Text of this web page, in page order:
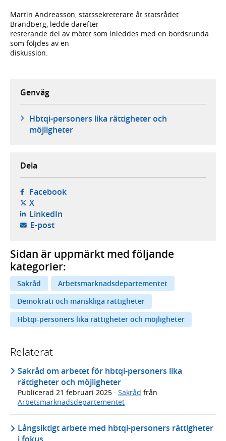
Martin Andreasson, statssekreterare åt statsrådet
Brandberg, ledde därefter
resterande del av mötet som inleddes med en bordsrunda
som följdes av en
diskussion.
Genväg
Hbtqi-personers lika rättigheter och
möjligheter
Dela
Facebook- öppnas i ny flik, extern webbplats,
X- öppnas i ny flik, extern webbplats,
LinkedIn- öppnas i ny flik, extern webbplats,
E-post- öppnar din e-postklient,
Sidan är uppmärkt med följande
kategorier:
Sakråd
Arbetsmarknadsdepartementet
Demokrati och mänskliga rättigheter
Hbtqi-personers lika rättigheter och möjligheter
Relaterat
Sakråd om arbetet för hbtqi-personers lika
rättigheter och möjligheter
Publicerad 21 februari 2025 · Sakråd från
Arbetsmarknadsdepartementet
Långsiktigt arbete med hbtqi-personers rättigheter